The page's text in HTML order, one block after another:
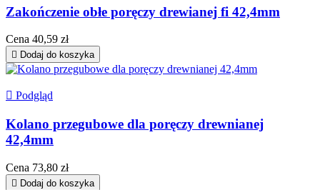
Zakończenie obłe poręczy drewianej fi 42,4mm
Cena 40,59 zł
 Dodaj do koszyka
 Podgląd
Kolano przegubowe dla poręczy drewnianej
42,4mm
Cena 73,80 zł
 Dodaj do koszyka